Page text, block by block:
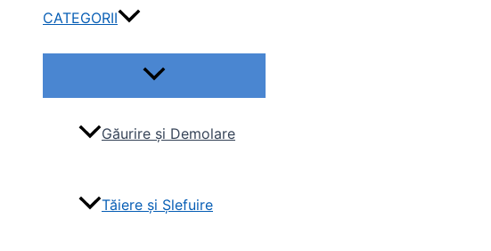
CATEGORII
Găurire și Demolare
Tăiere și Şlefuire